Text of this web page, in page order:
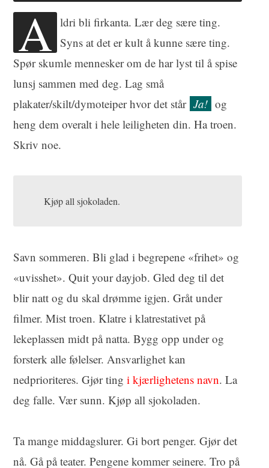
A ldri bli firkanta. Lær deg sære ting.
Syns at det er kult å kunne sære ting.
Spør skumle mennesker om de har lyst til å spise
lunsj sammen med deg. Lag små
plakater/skilt/dymoteiper hvor det står Ja! og
heng dem overalt i hele leiligheten din. Ha troen.
Skriv noe.
Kjøp all sjokoladen.
Savn sommeren. Bli glad i begrepene «frihet» og
«uvisshet». Quit your dayjob. Gled deg til det
blir natt og du skal drømme igjen. Gråt under
filmer. Mist troen. Klatre i klatrestativet på
lekeplassen midt på natta. Bygg opp under og
forsterk alle følelser. Ansvarlighet kan
nedprioriteres. Gjør tingi kjærlighetens navn. La
deg falle. Vær sunn. Kjøp all sjokoladen.
Ta mange middagslurer. Gi bort penger. Gjør det
nå. Gå på teater. Pengene kommer seinere. Tro på